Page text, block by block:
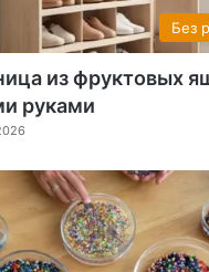
Без
из фруктовых
руками